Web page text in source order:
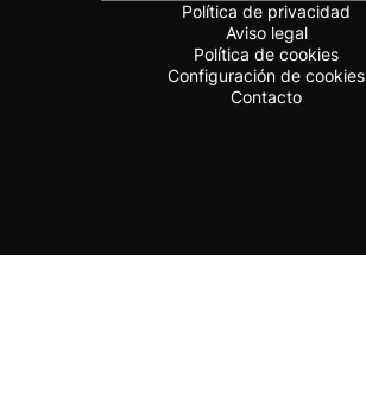
Política de privacidad
Aviso legal
Política de cookies
Configuración de cookies
Contacto